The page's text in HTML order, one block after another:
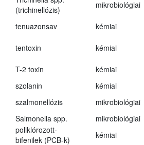
(trichinellózis)
mikrobiológiai
tenuazonsav kémiai
tentoxin
kémiai
T-2 toxin
kémiai
szolanin
kémiai
szalmonellózis
mikrobiológiai
Salmonella spp.
mikrobiológiai
poliklórozott-
bifenilek (PCB-k)
kémiai